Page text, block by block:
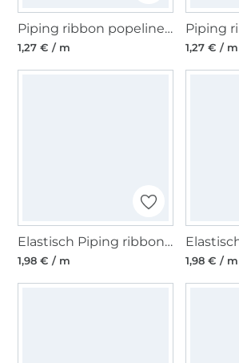
Piping ribbon popeline, terracotta
1,27 € / m 1,27 € / m
Elastisch Piping ribbon, wit
1,98 € / m 1,98 € / m